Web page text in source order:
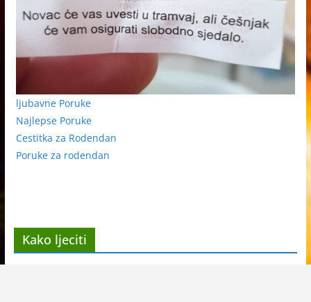
ljubavne Poruke
Najlepse Poruke
Cestitka za Rodendan
Poruke za rodendan
Kako ljeciti